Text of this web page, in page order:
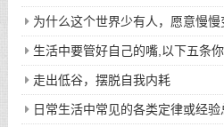
为什么这个世界少有人，愿意慢慢
生活中要管好自己的嘴,以下五条
走出低谷，摆脱自我内耗
日常生活中常见的各类定律或经验